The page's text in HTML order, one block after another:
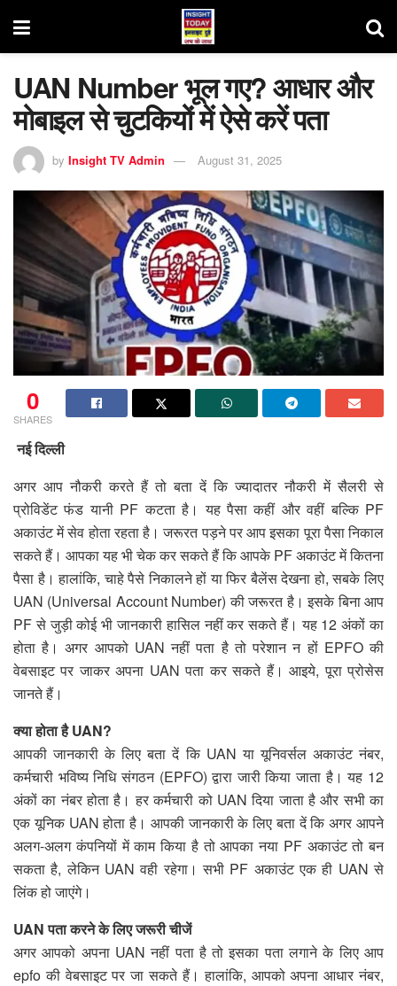
UAN Number भूल गए? आधार और
मोबाइल से चुटकियों में ऐसे करें पता
by Insight TV Admin August 31, 2025
0
SHARES
नई दिल्ली
अगर आप नौकरी करते हैं तो बता दें कि ज्यादातर नौकरी में सैलरी से
प्रोविडेंट फंड यानी PF कटता है। यह पैसा कहीं और वहीं बल्कि PF
अकाउंट में सेव होता रहता है। जरूरत पड़ने पर आप इसका पूरा पैसा निकाल
सकते हैं। आपका यह भी चेक कर सकते हैं कि आपके PF अकाउंट में कितना
पैसा है। हालांकि, चाहे पैसे निकालने हों या फिर बैलेंस देखना हो, सबके लिए
UAN (Universal Account Number) की जरूरत है। इसके बिना आप
PF से जुड़ी कोई भी जानकारी हासिल नहीं कर सकते हैं। यह 12 अंकों का
होता है। अगर आपको UAN नहीं पता है तो परेशान न हों EPFO की
वेबसाइट पर जाकर अपना UAN पता कर सकते हैं। आइये, पूरा प्रोसेस
जानते हैं। ​
क्या होता है UAN?
आपकी जानकारी के लिए बता दें कि UAN या यूनिवर्सल अकाउंट नंबर,
कर्मचारी भविष्य निधि संगठन (EPFO) द्वारा जारी किया जाता है। यह 12
अंकों का नंबर होता है। हर कर्मचारी को UAN दिया जाता है और सभी का
एक यूनिक UAN होता है। आपकी जानकारी के लिए बता दें कि अगर आपने
अलग-अलग कंपनियों में काम किया है तो आपका नया PF अकाउंट तो बन
सकता है, लेकिन UAN वही रहेगा। सभी PF अकाउंट एक ही UAN से
लिंक हो जाएंगे।
UAN पता करने के लिए जरूरी चीजें
अगर आपको अपना UAN नहीं पता है तो इसका पता लगाने के लिए आप
epfo की वेबसाइट पर जा सकते हैं। हालांकि, आपको अपना आधार नंबर,